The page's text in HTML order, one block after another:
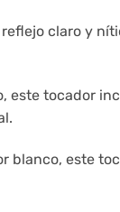
claro y
este tocador
blanco, este